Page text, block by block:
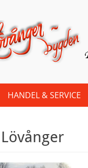
till Lövånger
HANDEL & SERVICE
Lövånger